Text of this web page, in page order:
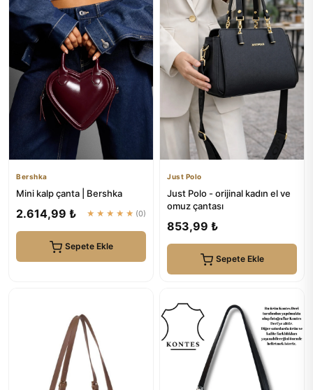
Bershka
Mini kalp çanta | Bershka
2.614,99 ₺ ★★★★★ (0)
Sepete Ekle
Just Polo
Just Polo - orijinal kadın el ve
omuz çantası
853,99 ₺
Sepete Ekle